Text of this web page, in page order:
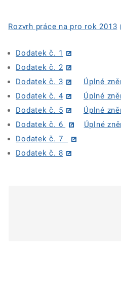
Rozvrh práce na pro rok 2013
Dodatek č. 1
Dodatek č. 2
Dodatek č. 3
Úplné
Dodatek č. 4
Úplné
Dodatek č. 5
Úplné
Dodatek č. 6
Úplné
Dodatek č. 7
Dodatek č. 8